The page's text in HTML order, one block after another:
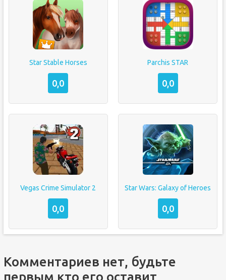
Star Stable Horses
0,0
Parchis STAR
0,0
Vegas Crime Simulator 2
0,0
Star Wars: Galaxy of Heroes
0,0
Комментариев нет, будьте
первым кто его оставит